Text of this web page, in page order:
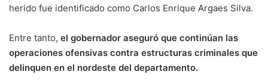
herido fue identificado como Carlos Enrique Argaes Silva.
Entre tanto, el gobernador aseguró que continúan las
operaciones ofensivas contra estructuras criminales que
delinquen en el nordeste del departamento.